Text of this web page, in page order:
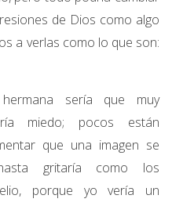
de Dios como algo
a verlas como lo que son:
sería que muy
miedo; pocos están
que una imagen se
gritaría como los
porque yo vería un